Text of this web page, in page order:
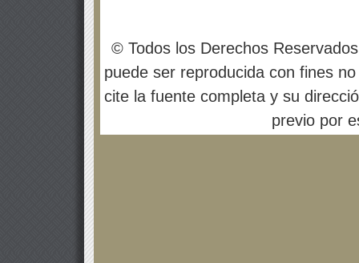
© Todos los Derechos
puede ser reproducida con fines
cite la fuente completa y su
previo por